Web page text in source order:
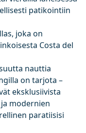
patikointiin
joka on
Costa del
nauttia
on tarjota –
eksklusiivista
modernien
paratiisisi